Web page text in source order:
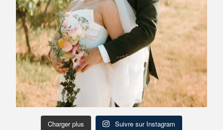
Charger plus Suivre sur Instagram